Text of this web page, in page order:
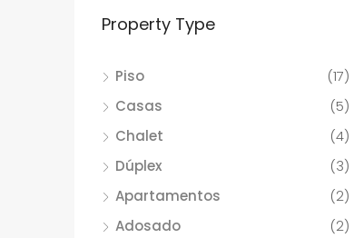
Property Type
Piso
(17)
Casas
(5)
Chalet
(4)
Dúplex
(3)
Apartamentos
(2)
Adosado
(2)